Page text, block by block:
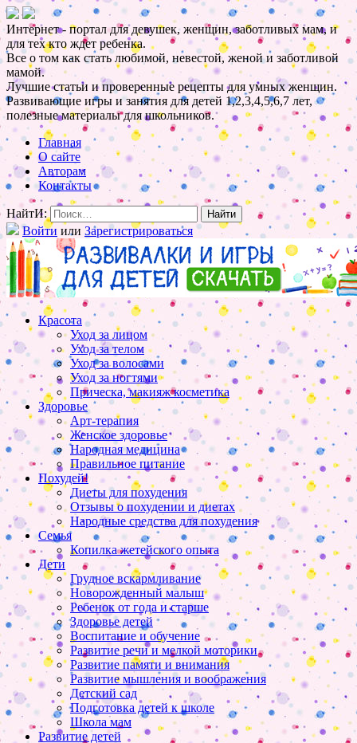
Интернет - портал для девушек, женщин, заботливых мам, и
для тех кто ждет ребенка.
Все о том как стать любимой, невестой, женой и заботливой
мамой.
Лучшие статьи и проверенные рецепты для умных женщин.
Развивающие игры и занятия для детей 1,2,3,4,5,6,7 лет,
полезные материалы для школьников.
Главная
О сайте
Авторам
Контакты
НайтИ:
Войти или Зарегистрироваться
Красота
Уход за лицом
Уход за телом
Уход за волосами
Уход за ногтями
Прическа, макияж косметика
Здоровье
Арт-терапия
Женское здоровье
Народная медицина
Правильное питание
Похудей!
Диеты для похудения
Отзывы о похудении и диетах
Народные средства для похудения
Семья
Копилка жетейского опыта
Дети
Грудное вскармливание
Новорожденный малыш
Ребенок от года и старше
Здоровье детей
Воспитание и обучение
Развитие речи и мелкой моторики
Развитие памяти и внимания
Развитие мышления и воображения
Детский сад
Подготовка детей к школе
Школа мам
Развитие детей